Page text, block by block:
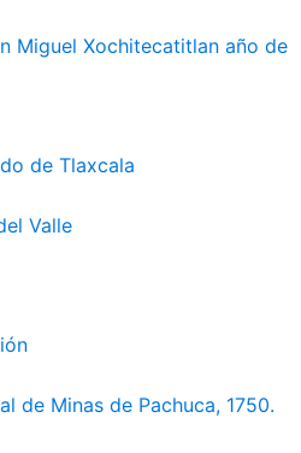
Miguel Xochitecatitlan año de
de Tlaxcala
Valle
de Minas de Pachuca, 1750.